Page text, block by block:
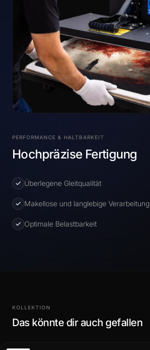
PERFORMANCE & HALTBARKEIT
Hochpräzise Fertigung
Überlegene Gleitqualität
Makellose und langlebige Verarbeitung
Optimale Belastbarkeit
KOLLEKTION
Das könnte dir auch gefallen